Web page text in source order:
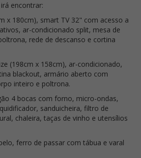
encontrar:
x 180cm), smart TV 32" com acesso a
ar-condicionado split, mesa de
rede de descanso e cortina
(198cm x 158cm), ar-condicionado,
blackout, armário aberto com
inteiro e poltrona.
4 bocas com forno, micro-ondas,
sanduicheira, filtro de
chaleira, taças de vinho e utensílios
ferro de passar com tábua e varal